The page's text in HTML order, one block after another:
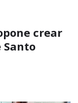
crear
Santo